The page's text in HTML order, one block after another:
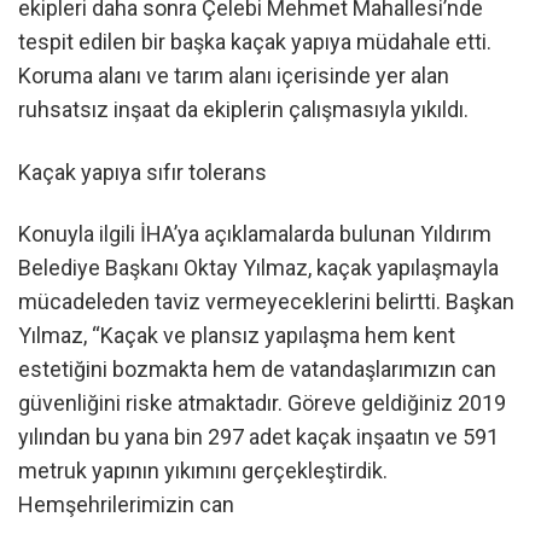
ekipleri daha sonra Çelebi Mehmet Mahallesi’nde
tespit edilen bir başka kaçak yapıya müdahale etti.
Koruma alanı ve tarım alanı içerisinde yer alan
ruhsatsız inşaat da ekiplerin çalışmasıyla yıkıldı.
Kaçak yapıya sıfır tolerans
Konuyla ilgili İHA’ya açıklamalarda bulunan Yıldırım
Belediye Başkanı Oktay Yılmaz, kaçak yapılaşmayla
mücadeleden taviz vermeyeceklerini belirtti. Başkan
Yılmaz, “Kaçak ve plansız yapılaşma hem kent
estetiğini bozmakta hem de vatandaşlarımızın can
güvenliğini riske atmaktadır. Göreve geldiğiniz 2019
yılından bu yana bin 297 adet kaçak inşaatın ve 591
metruk yapının yıkımını gerçekleştirdik.
Hemşehrilerimizin can